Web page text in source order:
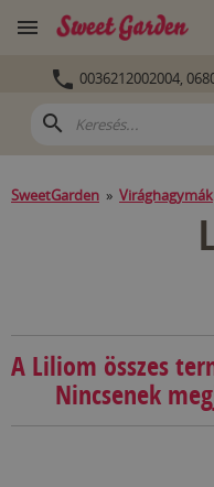

 0036212002004,
search
SweetGarden » Virághagymák
A Liliom összes
Nincsenek